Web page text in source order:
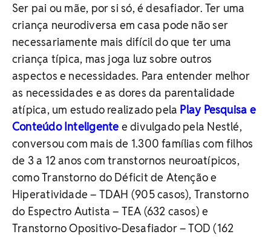
Ser pai ou mãe, por si só, é desafiador. Ter uma
criança neurodiversa em casa pode não ser
necessariamente mais difícil do que ter uma
criança típica, mas joga luz sobre outros
aspectos e necessidades. Para entender melhor
as necessidades e as dores da parentalidade
atípica, um estudo realizado pela Play Pesquisa e
Conteúdo Inteligente e divulgado pela Nestlé,
conversou com mais de 1.300 famílias com filhos
de 3 a 12 anos com transtornos neuroatípicos,
como Transtorno do Déficit de Atenção e
Hiperatividade – TDAH (905 casos), Transtorno
do Espectro Autista – TEA (632 casos) e
Transtorno Opositivo-Desafiador – TOD (162